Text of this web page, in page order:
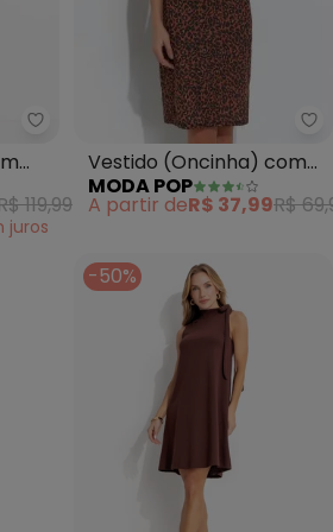
Quintess - Vestido (Marrom)
119,99
juros
Vestido (Oncinha) com
Alças
MODA POP
A partir deR$ 37,99R$
-50%